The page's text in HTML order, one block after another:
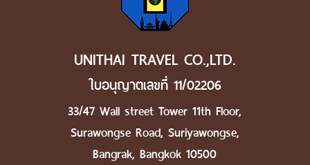
UNITHAI TRAVEL CO.,LTD.
ใบอนุญาตเลขที่ 11/02206
33/47 Wall street Tower 11th Floor,
Surawongse Road, Suriyawongse,
Bangrak, Bangkok 10500